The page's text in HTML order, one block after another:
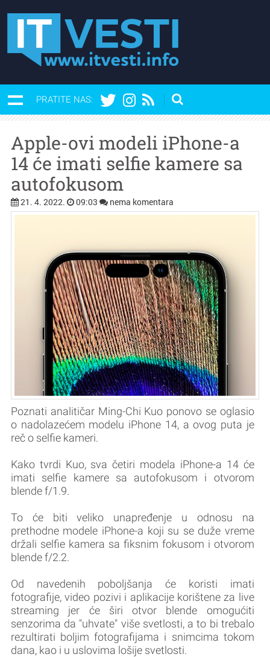
PRATITE NAS:
Apple-ovi modeli iPhone-a
14 će imati selfie kamere sa
autofokusom
21. 4. 2022. 09:03 nema komentara
Poznati analitičar Ming-Chi Kuo ponovo se oglasio
o nadolazećem modelu iPhone 14, a ovog puta je
reč o selfie kameri.
Kako tvrdi Kuo, sva četiri modela iPhone-a 14 će
imati selfie kamere sa autofokusom i otvorom
blende f/1.9.
To će biti veliko unapređenje u odnosu na
prethodne modele iPhone-a koji su se duže vreme
držali selfie kamera sa fiksnim fokusom i otvorom
blende f/2.2.
Od navedenih poboljšanja će koristi imati
fotografije, video pozivi i aplikacije korištene za live
streaming jer će širi otvor blende omogućiti
senzorima da "uhvate" više svetlosti, a to bi trebalo
rezultirati boljim fotografijama i snimcima tokom
dana, kao i u uslovima lošije svetlosti.